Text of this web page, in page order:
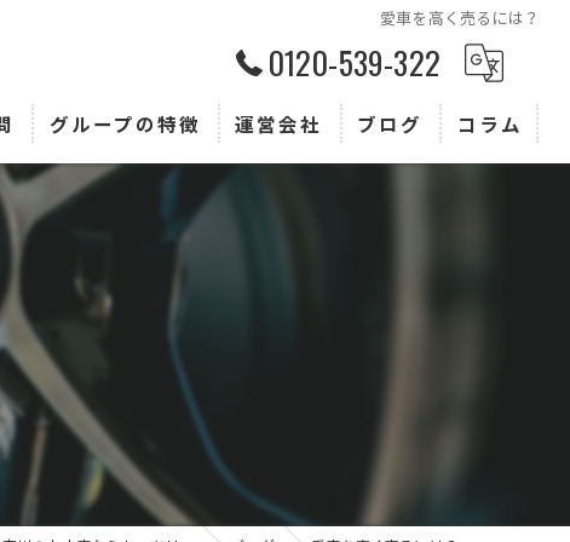
愛車を高く売るには？
0120-539-322
グループの特徴
査定
トヨタ
ホンダ
運営会社 ブログ コラム